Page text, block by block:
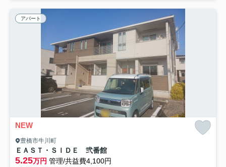
アパート
NEW
豊橋市牛川町
ＥＡＳＴ・ＳＩＤＥ 弐番館
5.25万円 管理/共益費4,100円